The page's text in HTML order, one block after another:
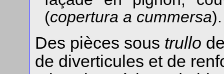
(copertura a cummersa).
Des pièces sous trullo
de diverticules et de